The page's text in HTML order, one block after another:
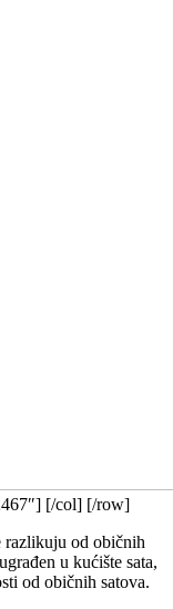
[/col] [/row]
razlikuju od običnih
u kućište sata,
od običnih satova.